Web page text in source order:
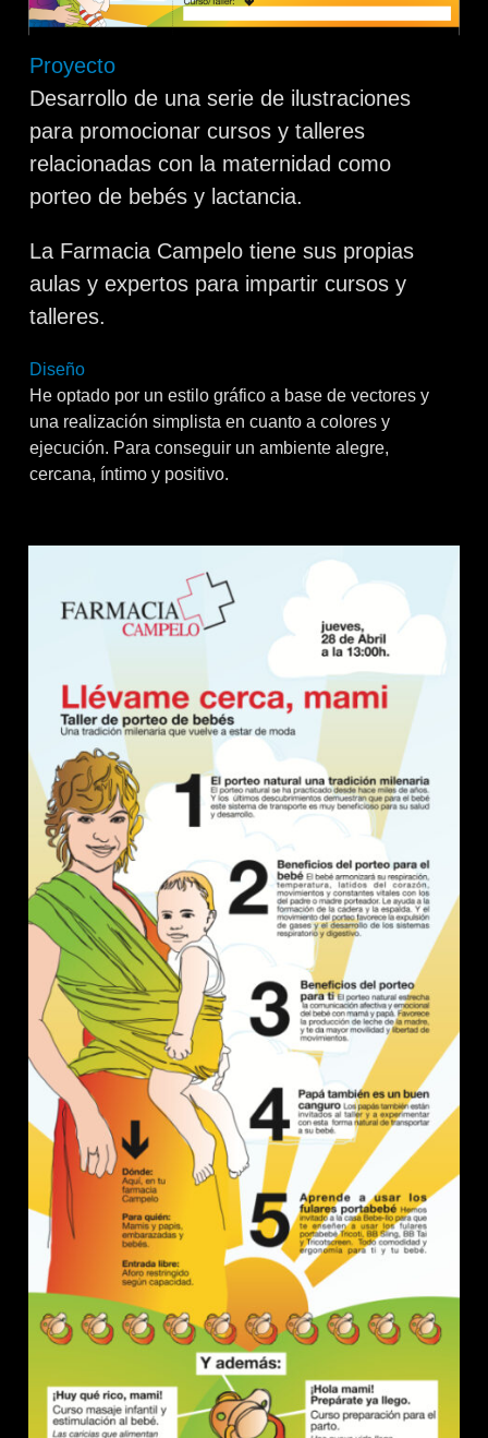
Proyecto
Desarrollo de una serie de ilustraciones
para promocionar cursos y talleres
relacionadas con la maternidad como
porteo de bebés y lactancia.
La Farmacia Campelo tiene sus propias
aulas y expertos para impartir cursos y
talleres.
Diseño
He optado por un estilo gráfico a base de vectores y
una realización simplista en cuanto a colores y
ejecución. Para conseguir un ambiente alegre,
cercana, íntimo y positivo.